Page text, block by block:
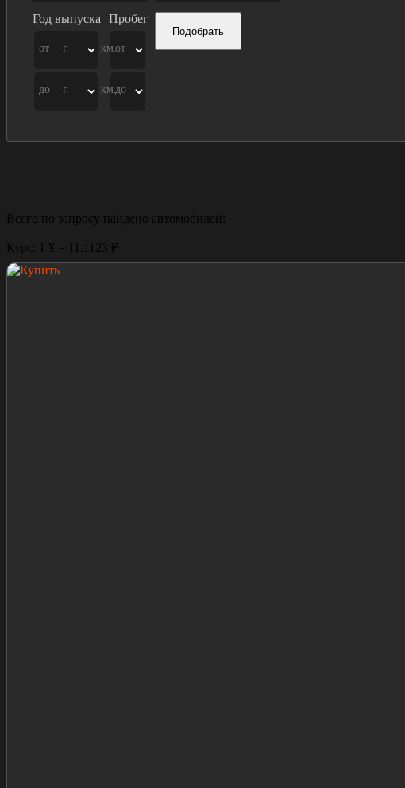
Год выпуска
от г.
до г.
Пробег
от
км.
до
км.
Подобрать
Всего по запросу найдено автомобилей:
Курс: 1 ¥ = 11.1123 ₽